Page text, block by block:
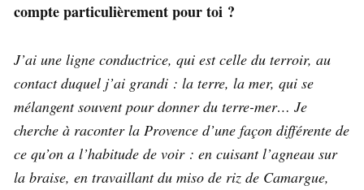
compte particulièrement pour toi ?
J’ai une ligne conductrice, qui est celle du terroir, au
contact duquel j’ai grandi : la terre, la mer, qui se
mélangent souvent pour donner du terre-mer… Je
cherche à raconter la Provence d’une façon différente de
ce qu’on a l’habitude de voir : en cuisant l’agneau sur
la braise, en travaillant du miso de riz de Camargue,